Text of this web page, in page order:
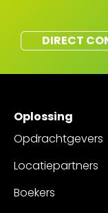
DIRECT
Oplossing
Opdrachtgevers
Locatiepartners
Boekers